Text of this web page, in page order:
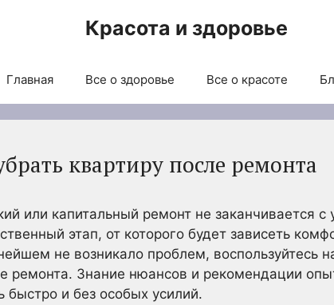
Красота и здоровье
Главная Все о здоровье Все о красоте
квартиру после ремонта
или капитальный ремонт не заканчивается
этап, от которого будет зависеть
не возникало проблем, воспользуйтесь
ремонта. Знание нюансов и рекомендации
быстро и без особых усилий.